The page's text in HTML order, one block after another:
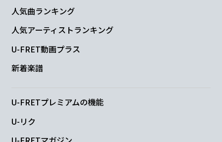
人気曲ランキング
人気アーティストランキング
U-FRET動画プラス
新着楽譜
U-FRETプレミアムの機能
U-リク